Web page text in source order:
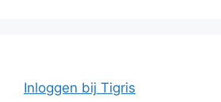
Inloggen bij Tigris